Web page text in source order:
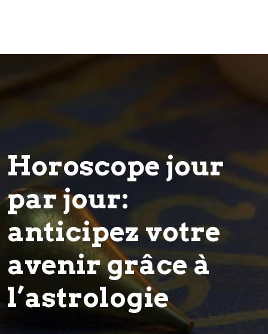
Horoscope jour
par jour:
anticipez votre
avenir grâce à
l’astrologie